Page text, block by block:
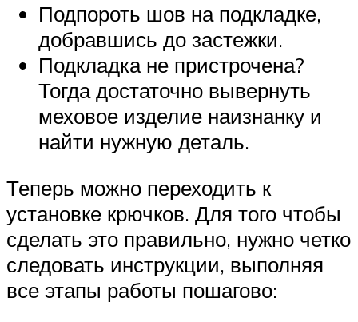
Подпороть шов на подкладке,
добравшись до застежки.
Подкладка не пристрочена?
Тогда достаточно вывернуть
меховое изделие наизнанку и
найти нужную деталь.
Теперь можно переходить к
установке крючков. Для того чтобы
сделать это правильно, нужно четко
следовать инструкции, выполняя
все этапы работы пошагово: